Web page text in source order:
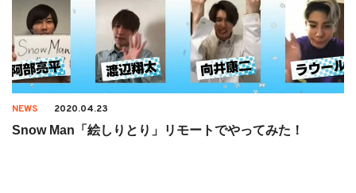
NEWS 2020.04.23
Snow Man「絵しりとり」リモートでやってみた！